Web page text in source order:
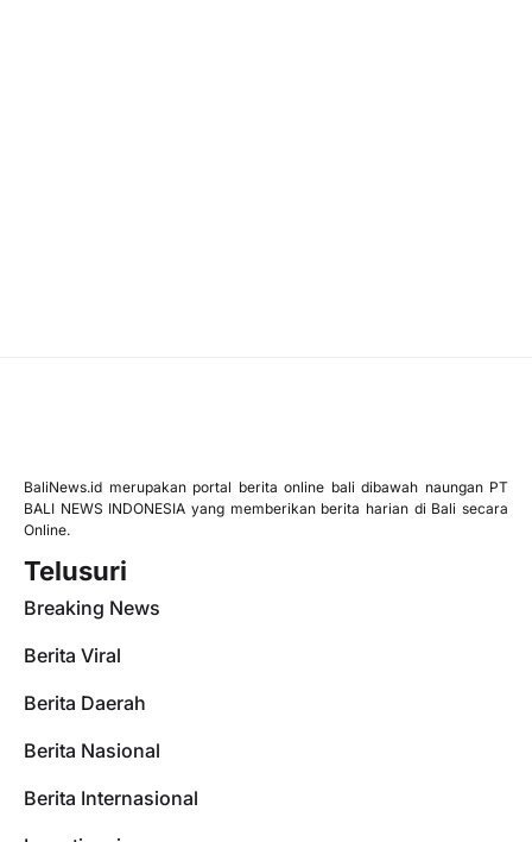
BaliNews.id merupakan portal berita online bali dibawah naungan PT
BALI NEWS INDONESIA yang memberikan berita harian di Bali secara
Online.
Telusuri
Breaking News
Berita Viral
Berita Daerah
Berita Nasional
Berita Internasional